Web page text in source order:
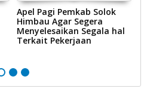
Apel Pagi Pemkab Solok
Himbau Agar Segera
Menyelesaikan Segala hal
Terkait Pekerjaan